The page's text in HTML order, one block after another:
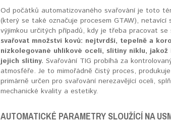
Od počátků automatizovaného svařování je toto
(který se také označuje procesem GTAW), netavící
výjimkou určitých případů, kdy je třeba pracovat
svařovat množství kovů: nejtvrdší, tepelně a
nízkolegované uhlíkové oceli, slitiny niklu,
jejich slitiny. Svařování TIG probíhá za
atmosféře. Je to mimořádně čistý proces,
primárně určen pro svařování nerezavějící oceli,
mechanické kvality a estetiky.
AUTOMATICKÉ PARAMETRY SLOUŽÍCÍ NA